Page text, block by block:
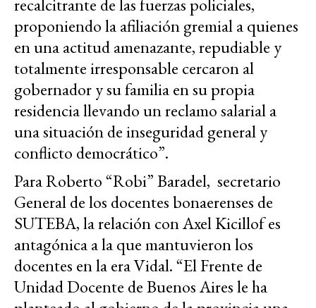
recalcitrante de las fuerzas policiales,
proponiendo la afiliación gremial a quienes
en una actitud amenazante, repudiable y
totalmente irresponsable cercaron al
gobernador y su familia en su propia
residencia llevando un reclamo salarial a
una situación de inseguridad general y
conflicto democrático”.
Para Roberto “Robi” Baradel, secretario
General de los docentes bonaerenses de
SUTEBA, la relación con Axel Kicillof es
antagónica a la que mantuvieron los
docentes en la era Vidal. “El Frente de
Unidad Docente de Buenos Aires le ha